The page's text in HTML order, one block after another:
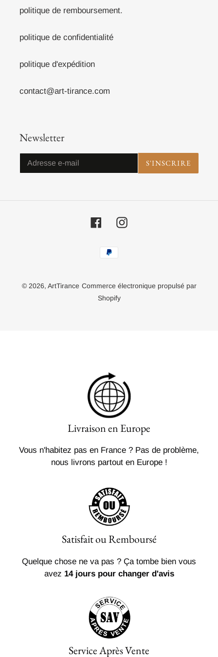
politique de remboursement.
politique de confidentialité
politique d'expédition
contact@art-tirance.com
Newsletter
S'INSCRIRE
FacebookInstagram
Moyens
de
© 2026, ArtTirance Commerce électronique propulsé par
Shopify
Livraison en Europe
Vous n'habitez pas en France ? Pas de problème,
nous livrons partout en Europe !
Satisfait ou Remboursé
Quelque chose ne va pas ? Ça tombe bien vous
avez 14 jours pour changer d'avis
Service Après Vente